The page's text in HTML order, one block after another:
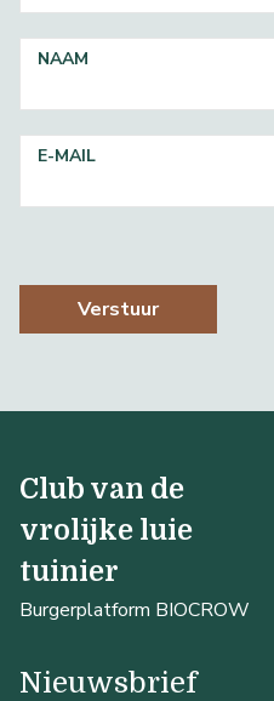
NAAM
E-MAIL
Verstuur
Club van de
vrolijke luie
tuinier
Burgerplatform BIOCROW
Nieuwsbrief